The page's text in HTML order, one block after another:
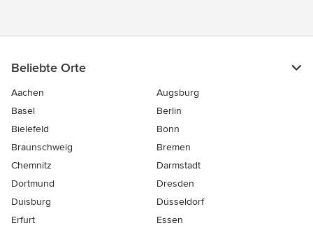
Beliebte Orte
Aachen
Augsburg
Basel
Berlin
Bielefeld
Bonn
Braunschweig
Bremen
Chemnitz
Darmstadt
Dortmund
Dresden
Duisburg
Düsseldorf
Erfurt
Essen